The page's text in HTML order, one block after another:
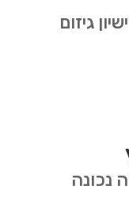
גיזום
נכונה